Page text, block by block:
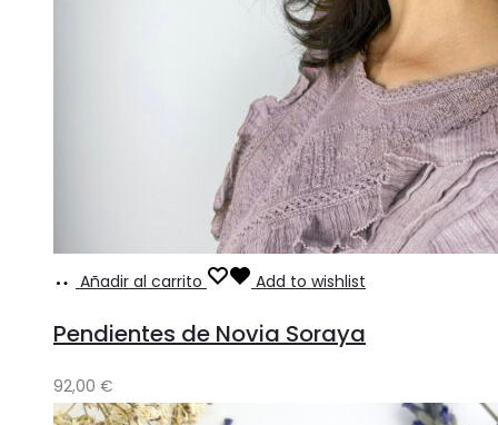
Añadir al carrito Add to wishlist
Pendientes de Novia Soraya
92,00 €